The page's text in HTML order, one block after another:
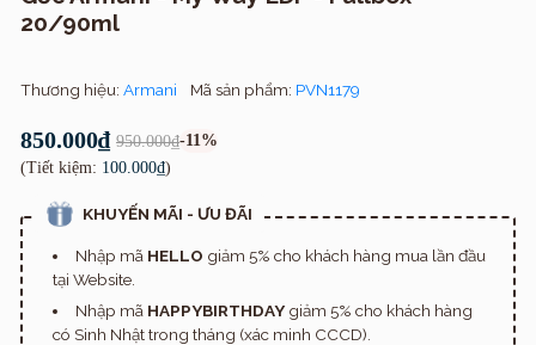
20/90ml
Thương hiệu: Armani Mã sản phẩm: PVN1179
850.000₫ 950.000₫-11%
(Tiết kiệm: 100.000₫)
KHUYẾN MÃI - ƯU ĐÃI
Nhập mã HELLO giảm 5% cho khách hàng mua lần đầu
tại Website.
Nhập mã HAPPYBIRTHDAYgiảm 5% cho khách hàng
có Sinh Nhật trong tháng (xác minh CCCD).